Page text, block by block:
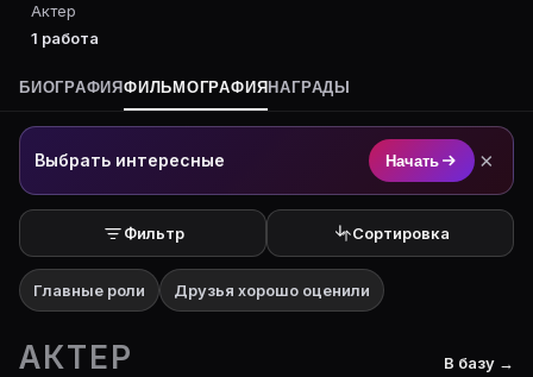
Актер
1 работа
БИОГРАФИЯФИЛЬМОГРАФИЯ НАГРАДЫ
Выбрать интересные Начать ×
Фильтр Сортировка
Главные роли Друзья хорошо оценили
АКТЕР В базу →